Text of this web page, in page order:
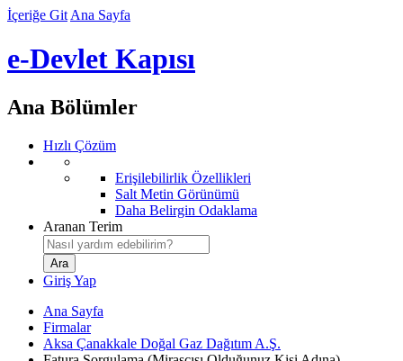
İçeriğe Git Ana Sayfa
e-Devlet Kapısı
Ana Bölümler
Hızlı Çözüm
Erişilebilirlik Özellikleri
Salt Metin Görünümü
Daha Belirgin Odaklama
Aranan Terim
Giriş Yap
Ana Sayfa
Firmalar
Aksa Çanakkale Doğal Gaz Dağıtım A.Ş.